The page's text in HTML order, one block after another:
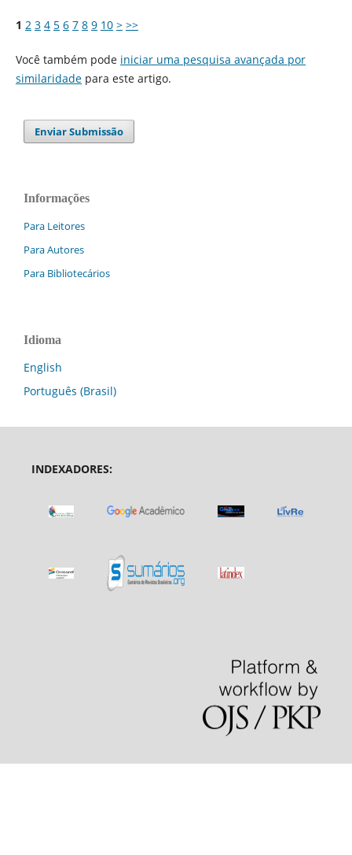
1 2 3 4 5 6 7 8 9 10 > >>
Você também pode iniciar uma pesquisa avançada por
similaridadepara este artigo.
Enviar Submissão
Informações
Para Leitores
Para Autores
Para Bibliotecários
Idioma
English
Português (Brasil)
INDEXADORES: